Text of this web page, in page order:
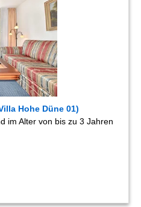
Hohe Düne 01)
im Alter von bis zu 3 Jahren